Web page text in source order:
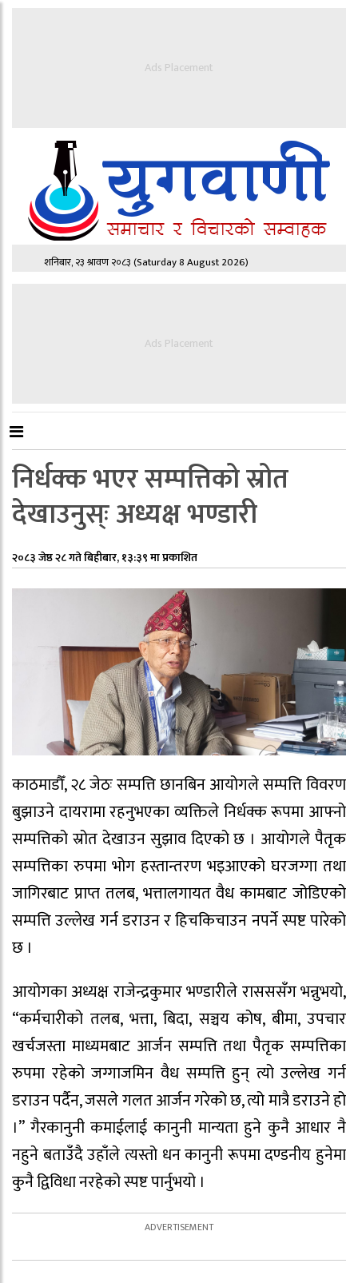
Ads Placement
शनिबार, २३ श्रावण २०८३(Saturday 8 August 2026)
Ads Placement
निर्धक्क भएर सम्पत्तिको स्रोत
देखाउनुस्ः अध्यक्ष भण्डारी
२०८३ जेष्ठ २८ गते बिहीबार, १३:३९ मा प्रकाशित
काठमाडौँ, २८ जेठः सम्पत्ति छानबिन आयोगले सम्पत्ति विवरण
बुझाउने दायरामा रहनुभएका व्यक्तिले निर्धक्क रूपमा आफ्नो
सम्पत्तिको स्रोत देखाउन सुझाव दिएको छ । आयोगले पैतृक
सम्पत्तिका रुपमा भोग हस्तान्तरण भइआएको घरजग्गा तथा
जागिरबाट प्राप्त तलब, भत्तालगायत वैध कामबाट जोडिएको
सम्पत्ति उल्लेख गर्न डराउन र हिचकिचाउन नपर्ने स्पष्ट पारेको
छ ।
आयोगका अध्यक्ष राजेन्द्रकुमार भण्डारीले रासससँग भन्नुभयो,
“कर्मचारीको तलब, भत्ता, बिदा, सञ्चय कोष, बीमा, उपचार
खर्चजस्ता माध्यमबाट आर्जन सम्पत्ति तथा पैतृक सम्पत्तिका
रुपमा रहेको जग्गाजमिन वैध सम्पत्ति हुन् त्यो उल्लेख गर्न
डराउन पर्दैन, जसले गलत आर्जन गरेको छ, त्यो मात्रै डराउने हो
।” गैरकानुनी कमाईलाई कानुनी मान्यता हुने कुनै आधार नै
नहुने बताउँदै उहाँले त्यस्तो धन कानुनी रूपमा दण्डनीय हुनेमा
कुनै द्विविधा नरहेको स्पष्ट पार्नुभयो ।